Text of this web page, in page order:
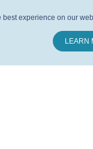
experience on our
LEARN